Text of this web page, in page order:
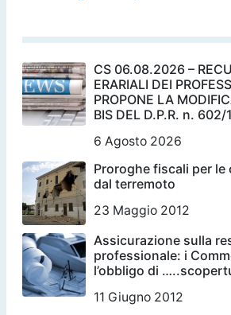
CS 06.08.2026 –
ERARIALI DEI
PROPONE LA
BIS DEL D.P.R. n. 602/
6 Agosto 2026
Proroghe fiscali per
dal terremoto
23 Maggio 2012
Assicurazione sulla
professionale: i
l’obbligo di
11 Giugno 2012